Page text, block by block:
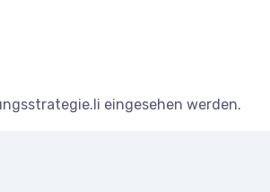
eingesehen werden.